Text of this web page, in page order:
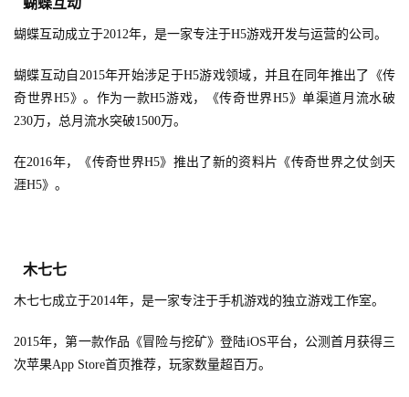
游
戏
休
游
戏
2
5
十
三
蝴蝶互动
蝴蝶互动成立于2012年，是一家专注于H5游戏开发与运营的公司。
蝴蝶互动自2015年开始涉足于H5游戏领域，并且在同年推出了《传
奇世界H5》。作为一款H5游戏，《传奇世界H5》单渠道月流水破
230万，总月流水突破1500万。
在2016年，《传奇世界H5》推出了新的资料片《传奇世界之仗剑天
涯H5》。
木七七
木七七成立于2014年，是一家专注于手机游戏的独立游戏工作室。
2015年，第一款作品《冒险与挖矿》登陆iOS平台，公测首月获得三
次苹果App Store首页推荐，玩家数量超百万。